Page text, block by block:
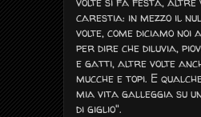
carestia: in mezzo il
volte, come diciamo noi
per dire che diluvia,
e gatti, altre volte
mucche e topi. E
mia vita galleggia su
di giglio".